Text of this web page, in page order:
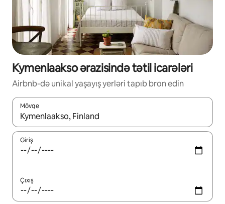
Kymenlaakso ərazisində tətil icarələri
Airbnb-də unikal yaşayış yerləri tapıb bron edin
Mövqe
Nəticələr varsa, yuxarı və aşağı ox düymələri ilə naviqasiya
Giriş
Çıxış